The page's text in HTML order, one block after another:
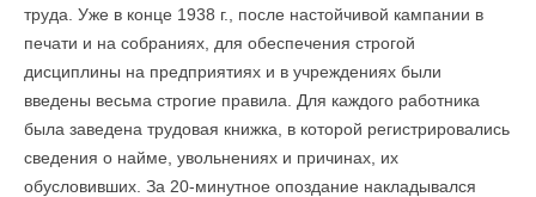
труда. Уже в конце 1938 г., после настойчивой кампании в
печати и на собраниях, для обеспечения строгой
дисциплины на предприятиях и в учреждениях были
введены весьма строгие правила. Для каждого работника
была заведена трудовая книжка, в которой регистрировались
сведения о найме, увольнениях и причинах, их
обусловивших. За 20-минутное опоздание накладывался